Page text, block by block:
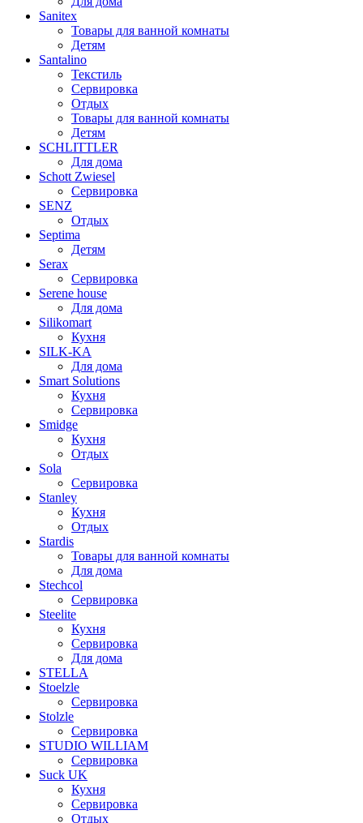
Sanitex
Товары для ванной комнаты
Детям
Santalino
Текстиль
Сервировка
Отдых
Товары для ванной комнаты
Детям
SCHLITTLER
Для дома
Schott Zwiesel
Сервировка
SENZ
Отдых
Septima
Детям
Serax
Сервировка
Serene house
Для дома
Silikomart
Кухня
SILK-KA
Для дома
Smart Solutions
Кухня
Сервировка
Smidge
Кухня
Отдых
Sola
Сервировка
Stanley
Кухня
Отдых
Stardis
Товары для ванной комнаты
Для дома
Stechcol
Сервировка
Steelite
Кухня
Сервировка
Для дома
STELLA
Stoelzle
Сервировка
Stolzle
Сервировка
STUDIO WILLIAM
Сервировка
Suck UK
Кухня
Сервировка
Отдых